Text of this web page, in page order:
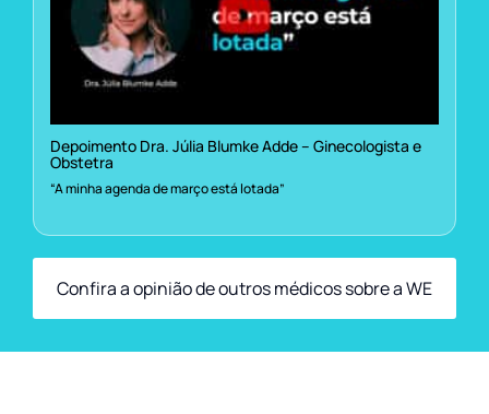
Depoimento Dra. Júlia Blumke Adde – Ginecologista e
Obstetra
“A minha agenda de março está lotada”
Confira a opinião de outros médicos sobre a WE